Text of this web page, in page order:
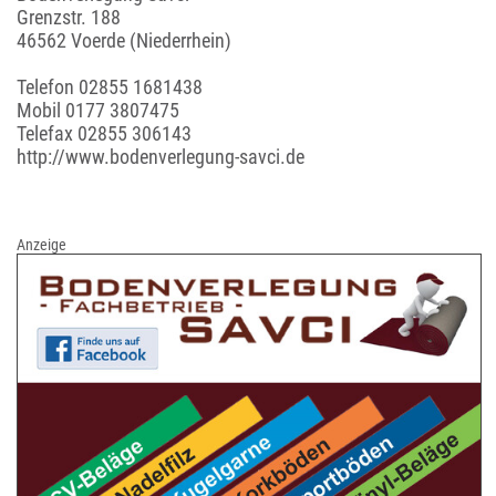
Grenzstr. 188
46562 Voerde (Niederrhein)
Telefon 02855 1681438
Mobil 0177 3807475
Telefax 02855 306143
http://www.bodenverlegung-savci.de
Anzeige